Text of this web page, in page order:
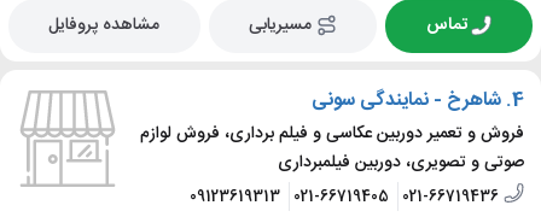
تماس مسیریابی مشاهده پروفایل
4. شاهرخ - نمایندگی سونی
فروش و تعمیر دوربین عکاسی و فیلم برداری، فروش لوازم
صوتی و تصویری، دوربین فیلمبرداری
021-66719436
021-66719405
09123619313